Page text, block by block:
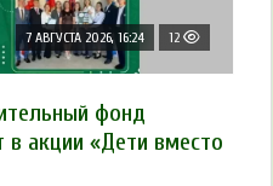
7 АВГУСТА 2026, 16:24 12
фонд
в акции «Дети вместо